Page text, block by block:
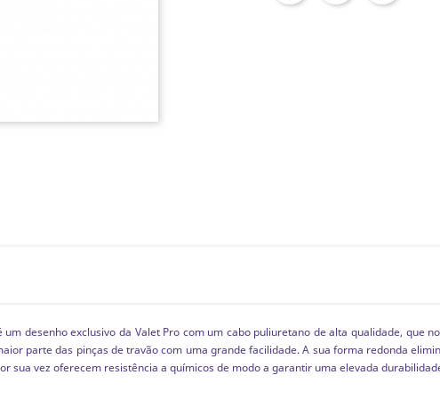
desenho exclusivo da Valet Pro com um cabo puliuretano de alta qualidade, que
parte das pinças de travão com uma grande facilidade. A sua forma redonda
sua vez oferecem resistência a químicos de modo a garantir uma elevada